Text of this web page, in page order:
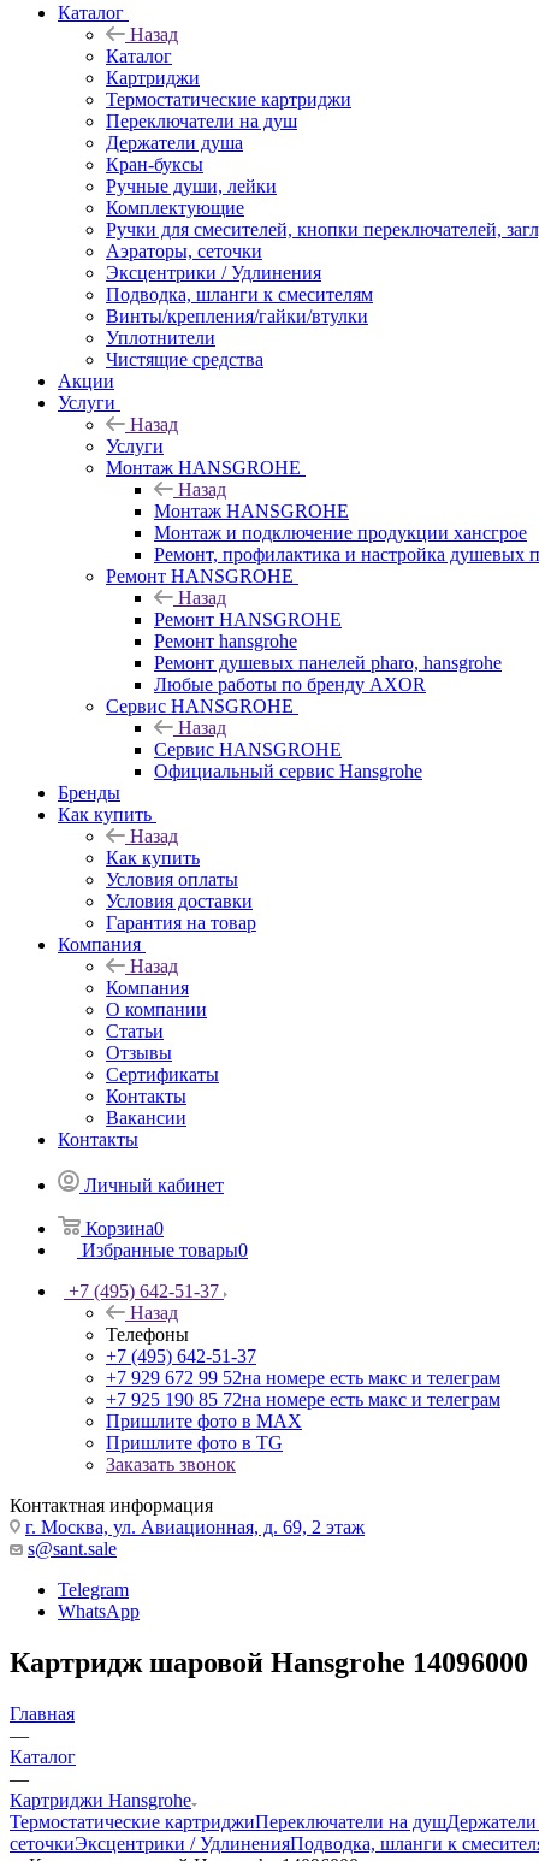
Каталог
Назад
Каталог
Картриджи
Термостатические картриджи
Переключатели на душ
Держатели душа
Кран-буксы
Ручные души, лейки
Комплектующие
Ручки для смесителей, кнопки переключателей,
Аэраторы, сеточки
Эксцентрики / Удлинения
Подводка, шланги к смесителям
Винты/крепления/гайки/втулки
Уплотнители
Чистящие средства
Акции
Услуги
Назад
Услуги
Монтаж HANSGROHE
Назад
Монтаж HANSGROHE
Монтаж и подключение продукции хансгрое
Ремонт, профилактика и настройка душевых
Ремонт HANSGROHE
Назад
Ремонт HANSGROHE
Ремонт hansgrohe
Ремонт душевых панелей pharo, hansgrohe
Любые работы по бренду AXOR
Сервис HANSGROHE
Назад
Сервис HANSGROHE
Официальный сервис Hansgrohe
Бренды
Как купить
Назад
Как купить
Условия оплаты
Условия доставки
Гарантия на товар
Компания
Назад
Компания
О компании
Статьи
Отзывы
Сертификаты
Контакты
Вакансии
Контакты
Личный кабинет
Корзина0
Избранные товары0
+7 (495) 642-51-37
Назад
Телефоны
+7 (495) 642-51-37
+7 929 672 99 52на номере есть макс и телеграм
+7 925 190 85 72на номере есть макс и телеграм
Пришлите фото в MAX
Пришлите фото в TG
Заказать звонок
Контактная информация
г. Москва, ул. Авиационная, д. 69, 2 этаж
s@sant.sale
Telegram
WhatsApp
Картридж шаровой Hansgrohe 14096000
Главная
—
Каталог
—
Картриджи Hansgrohe
Термостатические картриджиПереключатели на душ
сеточкиЭксцентрики / УдлиненияПодводка, шланги к